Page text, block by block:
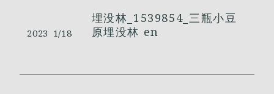
2023 1/18
埋没林_1539854_三瓶小豆
原埋没林 en